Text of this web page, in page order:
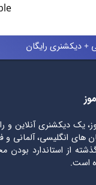
+ دیکشنری رایگان
یک دیکشنری آنلاین و
های انگلیسی، آلمانی
از استاندارد بودن
است.